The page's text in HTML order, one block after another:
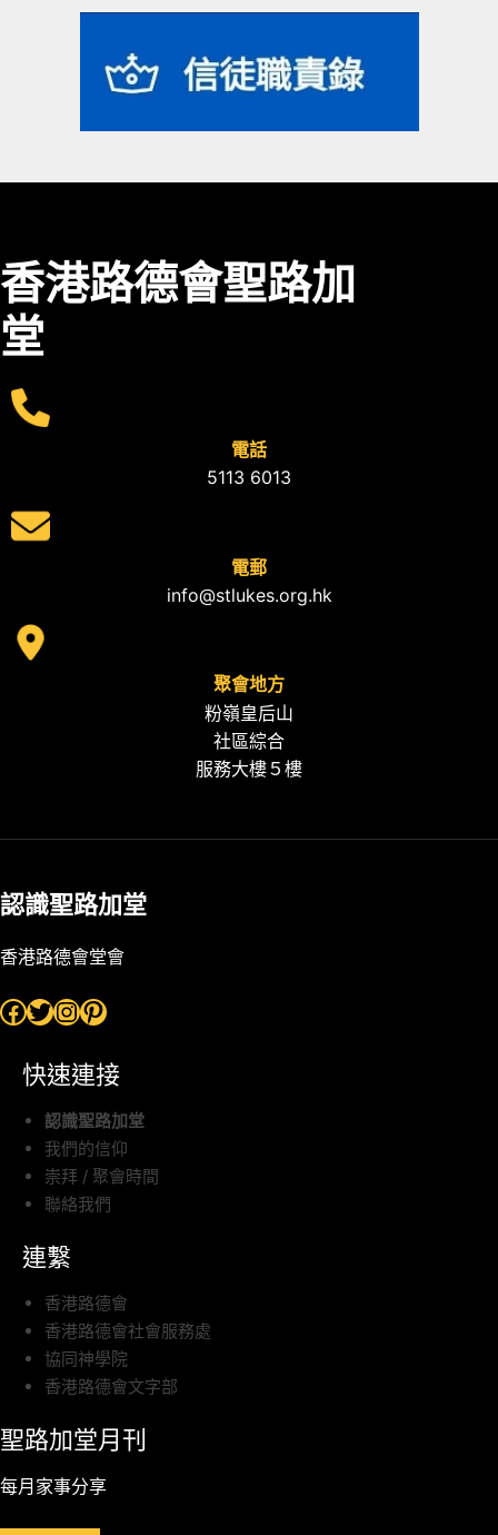
香港路德會聖路加
堂
電話
5113 6013
電郵
info@stlukes.org.hk
聚會地方
粉嶺皇后山
社區綜合
服務大樓５樓
認識聖路加堂
香港路德會堂會
快速連接
認識聖路加堂
我們的信仰
崇拜 / 聚會時間
聯絡我們
連繫
香港路德會
香港路德會社會服務處
協同神學院
香港路德會文字部
聖路加堂月刊
每月家事分享